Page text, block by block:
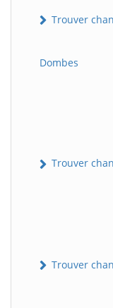
Trouver
Dombes
Trouver
Trouver